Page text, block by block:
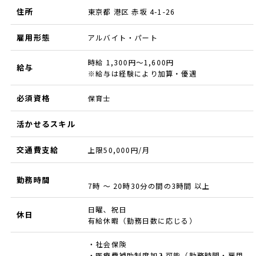
住所 東京都 港区 赤坂 4-1-26
雇用形態 アルバイト・パート
給与
時給 1,300円～1,600円
※給与は経験により加算・優遇
必須資格 保育士
活かせるスキル
交通費支給 上限50,000円/月
勤務時間
7時 ～ 20時30分の間の3時間 以上
休日
日曜、祝日
有給休暇（勤務日数に応じる）
・社会保険